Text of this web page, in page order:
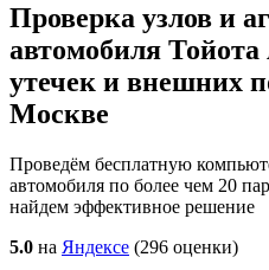
Проверка узлов и
автомобиля
утечек и внешних
Москве
Проведём бесплатную
автомобиля по более чем 20
найдем эффективное решение
5.0 на Яндексе (296 оценки)